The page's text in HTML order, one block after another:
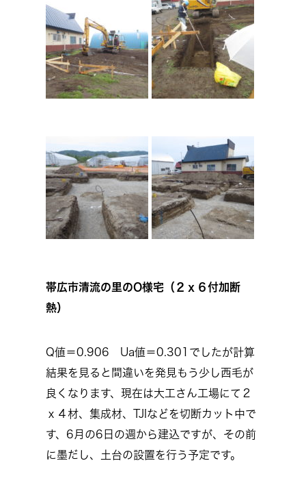
帯広市清流の里のO様宅（２ｘ６付加断
熱）
Q値＝0.906 Ua値＝0.301でしたが計算
結果を見ると間違いを発見もう少し西毛が
良くなります、現在は大工さん工場にて２
ｘ４材、集成材、TJIなどを切断カット中で
す、6月の6日の週から建込ですが、その前
に墨だし、土台の設置を行う予定です。